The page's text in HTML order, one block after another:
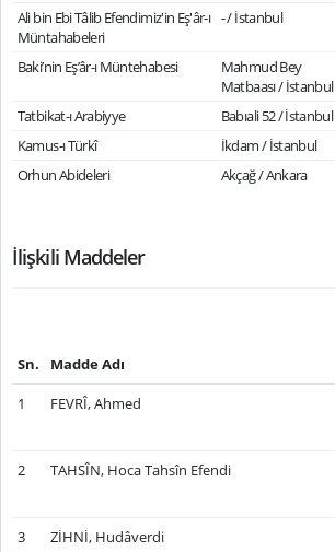
Ali bin Ebi Tâlib Efendimiz'in Eş'âr-ı
Müntahabeleri
- / İstanbul
Baki’nin Eş’âr-ı Müntehabesi
Mahmud Bey
Matbaası / İstanbul
Tatbikat-ı Arabiyye Babıali 52 / İstanbul
Kamus-ı Türkî
İkdam / İstanbul
Orhun Abideleri
Akçağ / Ankara
İlişkili Maddeler
Sn. Madde Adı
1
FEVRÎ, Ahmed
2
TAHSÎN, Hoca Tahsîn Efendi
3
ZİHNİ, Hudâverdi